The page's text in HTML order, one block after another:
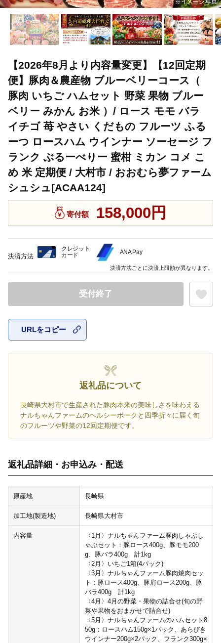
【2026年8月より内容量変更】【12回定期
便】豚肉＆農産物 ブルーベリーコース（
豚肉 いちご ハムセット 野菜 果物 ブルー
ベリー みかん お米 ）/ ロース モモ バラ
イチゴ 苺 やさい くだもの フルーツ ふる
ーつ ロースハム ウインナー ソーセージ フ
ランク ぶるーべりー 蜜柑 ミカン コメ こ
め 米 定期便 / 大村市 / おおむら夢ファーム
シュシュ[ACAA124]
寄付額 158,000円
受付終了
URLをコピー
返礼品について
長崎県大村市で生産された豚肉本来の美味しさを味わえる
ナルちゃんファームのヘルシーポークと四季折々に届く旬
のフルーツや野菜の12回定期便です。
返礼品詳細・お申込み・配送
原産地 長崎県
加工地(製造地) 長崎県大村市
内容量
〈1月〉ナルちゃんファーム豚肉しゃぶし
ゃぶセット：豚ロース400g、豚モモ200
g、豚バラ400g 計1kg
〈2月〉いちご1箱(4パック)
〈3月〉ナルちゃんファーム豚肉焼肉セッ
ト：豚ロース400g、豚肩ロース200g、豚
バラ400g 計1kg
〈4月〉4月の野菜・果物の詰合せ(旬の野
菜や果物をおまかせで詰合せ)
〈5月〉ナルちゃんファームのハムセット8
50g：ロースハム150g×1パック、あらびき
ウインナー200g×2パック、フランク300g×
決済方法
クレジット
カード
ANA Pay
決済方法ごとに決済上限額が異なります。